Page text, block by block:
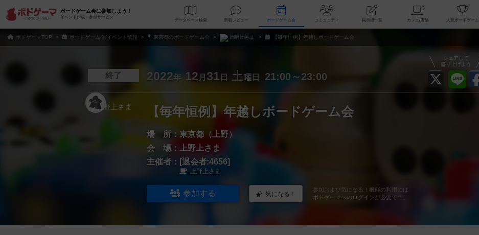
ボードゲーム会に参加しよう！
イベント作成・参加サービス
データベース 検索 新着レビュー ボードゲーム会 コミュニティ 掲示板一覧 カフェ/店舗
ボドゲーマTOP ボードゲーム会/イベント情報 東京都のボードゲーム会 上野上さま 【毎年恒例】年越しボードゲーム会
シェアして
盛り上げよう
終了 2022年 12 月 31 日 土 曜日 21:00～23:00
【毎年恒例】年越しボードゲーム会
場 所： 東京都（上野）
会 場：
上野上さま
主催者： [退会者:4656]
上野上さま
参加する 気になる！
参加および気になる！機能の利用には
ボドゲーマへのログインが必要です。